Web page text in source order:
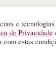
e tecnologias
de Privacidade
com estas